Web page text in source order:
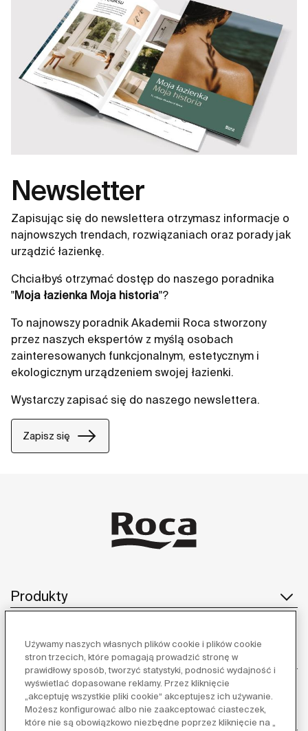
Newsletter
Zapisując się do newslettera otrzymasz informacje o
najnowszych trendach, rozwiązaniach oraz porady jak
urządzić łazienkę.
Chciałbyś otrzymać dostęp do naszego poradnika
"Moja łazienka Moja historia"?
To najnowszy poradnik Akademii Roca stworzony
przez naszych ekspertów z myślą osobach
zainteresowanych funkcjonalnym, estetycznym i
ekologicznym urządzeniem swojej łazienki.
Wystarczy zapisać się do naszego newslettera.
Zapisz się
Produkty
Obsługa klienta
O nas
Używamy naszych własnych plików cookie i plików cookie
stron trzecich, które pomagają prowadzić stronę w
prawidłowy sposób, tworzyć statystyki, podnosić wydajność i
wyświetlać dopasowane reklamy. Przez kliknięcie
„akceptuję wszystkie pliki cookie“ akceptujesz ich używanie.
Możesz konfigurować albo nie zaakceptować ciasteczek,
które nie są obowiązkowo niezbędne poprzez kliknięcie na „